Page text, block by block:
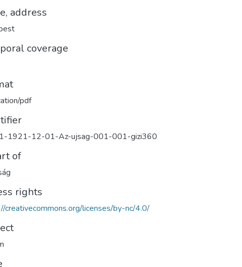
address
coverage
pdf
1921-12-01-Az-ujsag-001-001-gizi360
of
rights
creativecommons.org/licenses/by-nc/4.0/